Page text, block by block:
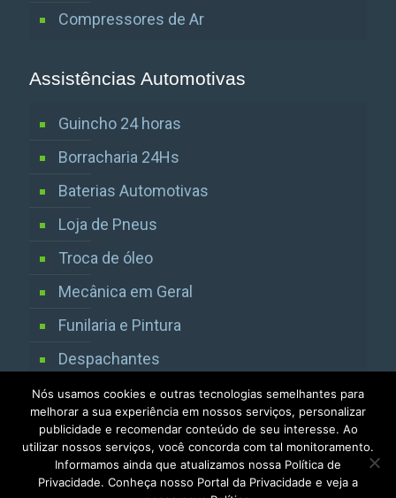
Compressores de Ar
Assistências Automotivas
Guincho 24 horas
Borracharia 24Hs
Baterias Automotivas
Loja de Pneus
Troca de óleo
Mecânica em Geral
Funilaria e Pintura
Despachantes
Vistorias Detran SP
Nós usamos cookies e outras tecnologias semelhantes para
melhorar a sua experiência em nossos serviços, personalizar
publicidade e recomendar conteúdo de seu interesse. Ao
utilizar nossos serviços, você concorda com tal monitoramento.
Informamos ainda que atualizamos nossa Política de
Privacidade. Conheça nosso Portal da Privacidade e veja a